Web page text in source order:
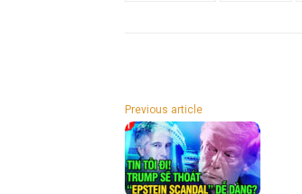
Previous article